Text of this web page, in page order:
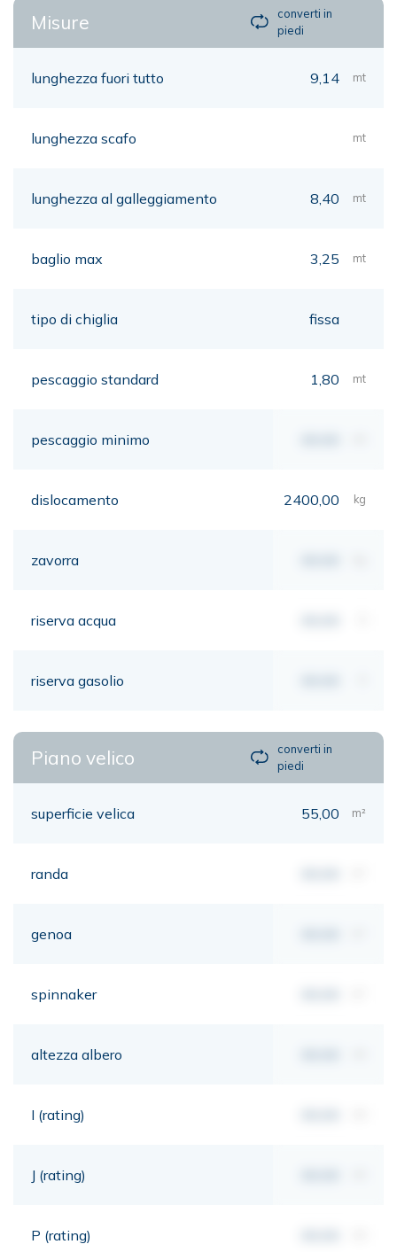
Misure
converti in
piedi
lunghezza fuori tutto 9,14 mt
lunghezza scafo mt
lunghezza al galleggiamento 8,40 mt
baglio max 3,25 mt
tipo di chiglia fissa
pescaggio standard 1,80 mt
pescaggio minimo
dislocamento 2400,00 kg
zavorra
riserva acqua
riserva gasolio
Piano velico
converti in
piedi
superficie velica 55,00 m²
randa
genoa
spinnaker
altezza albero
I (rating)
J (rating)
P (rating)